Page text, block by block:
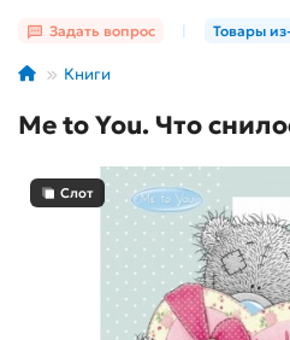
Задать вопрос Товары
Книги
Me to You. Что
Слот